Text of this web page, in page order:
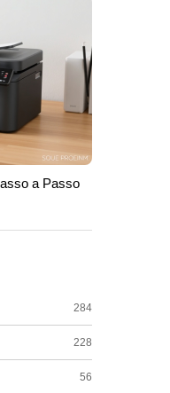
a Passo
284
228
56